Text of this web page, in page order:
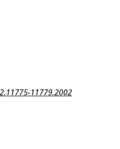
11779.2002